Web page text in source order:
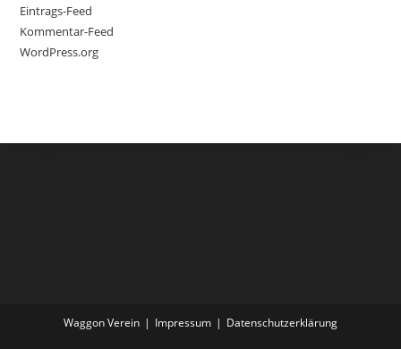
Eintrags-Feed
Kommentar-Feed
WordPress.org
Waggon Verein Impressum Datenschutzerklärung